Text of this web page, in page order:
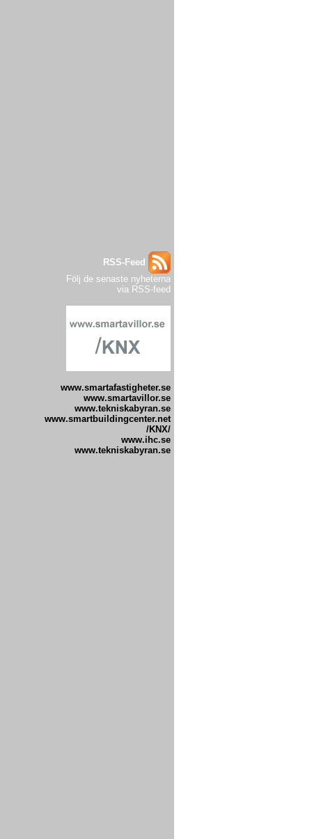
RSS-Feed
Följ de senaste nyheterna
via RSS-feed
www.smartafastigheter.se
www.smartavillor.se
www.tekniskabyran.se
www.smartbuildingcenter.net
/KNX/
www.ihc.se
www.tekniskabyran.se